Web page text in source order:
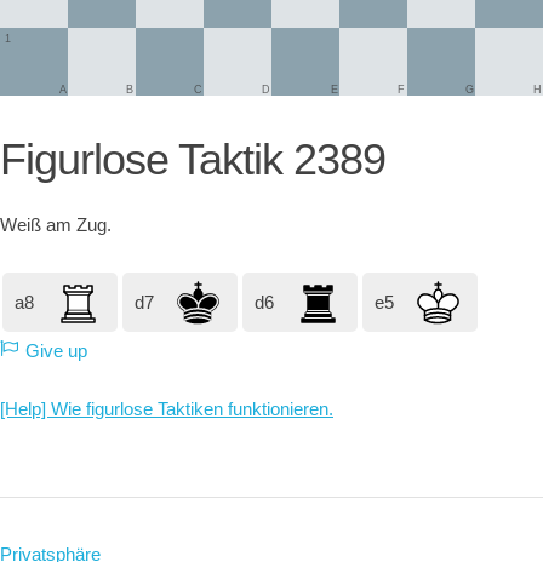
1
A B C D E F G H
Figurlose Taktik 2389
Weiß am Zug.
a8 d7 d6 e5
Give up
[Help] Wie figurlose Taktiken funktionieren.
Privatsphäre